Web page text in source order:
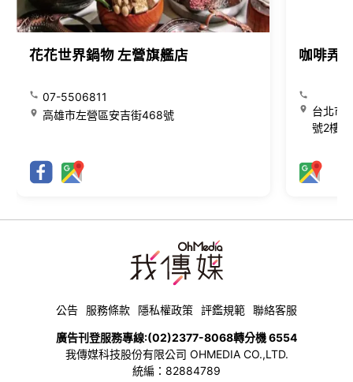
花花世界鍋物 左營旗艦店
07-5506811
高雄市左營區安吉街468號
咖啡弄
台北市
號2樓
公告 服務條款 隱私權政策 評鑑規範 聯絡客服
廣告刊登服務專線:(02)2377-8068轉分機 6554
我傳媒科技股份有限公司 OHMEDIA CO.,LTD.
統編：82884789